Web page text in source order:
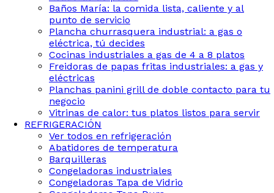
Baños María: la comida lista, caliente y al
punto de servicio
Plancha churrasquera industrial: a gas o
eléctrica, tú decides
Cocinas industriales a gas de 4 a 8 platos
Freidoras de papas fritas industriales: a gas y
eléctricas
Planchas panini grill de doble contacto para tu
negocio
Vitrinas de calor: tus platos listos para servir
REFRIGERACIÓN
Ver todos en refrigeración
Abatidores de temperatura
Barquilleras
Congeladoras industriales
Congeladoras Tapa de Vidrio